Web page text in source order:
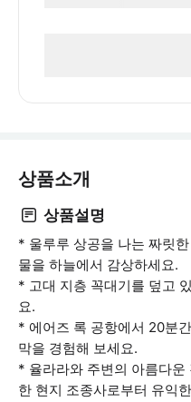
상품소개
상품설명
* 울루루 상공을 나는 짜릿
물을 하늘에서 감상하세요.
* 고대 지층 꼭대기를 덮고
요.
* 에어즈 록 공항에서 20분
막을 경험해 보세요.
* 율라라와 주변의 아름다
한 현지 조종사로부터 유익